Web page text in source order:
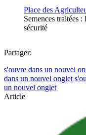
Place des
Semences traitées
sécurité
Partager:
s'ouvre dans un nouvel
dans un nouvel onglet
un nouvel onglet
Article